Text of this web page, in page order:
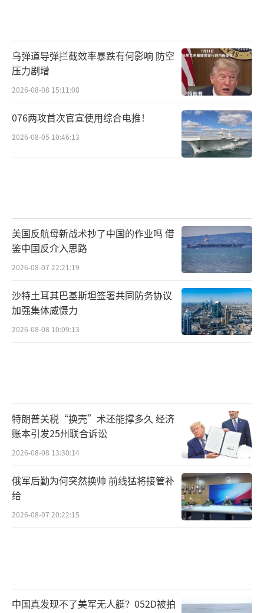
乌弹道导弹拦截效率暴跌有何影响 防空
压力剧增
2026-08-08 15:11:08
076两攻首次官宣使用综合电推！
2026-08-05 10:46:13
美国反航母新战术抄了中国的作业吗 借
鉴中国反介入思路
2026-08-07 22:21:19
沙特土耳其巴基斯坦签署共同防务协议
加强集体威慑力
2026-08-08 10:09:13
特朗普关税“换壳”术还能撑多久 经济
账本引发25州联合诉讼
2026-08-08 13:30:14
俄军后勤为何突然换帅 前线猛将接管补
给
2026-08-07 20:22:15
中国真发现不了美军无人艇？052D被拍